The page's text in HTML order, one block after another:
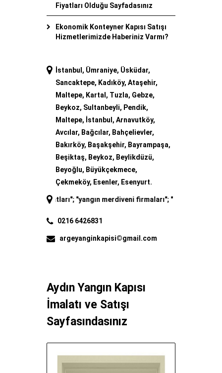
Fiyatları Olduğu Sayfadasınız
Ekonomik Konteyner Kapısı Satışı
Hizmetlerimizde Haberiniz Varmı?
İstanbul, Ümraniye, Üsküdar,
Sancaktepe, Kadıköy, Ataşehir,
Maltepe, Kartal, Tuzla, Gebze,
Beykoz, Sultanbeyli, Pendik,
Maltepe, İstanbul, Arnavutköy,
Avcılar, Bağcılar, Bahçelievler,
Bakırköy, Başakşehir, Bayrampaşa,
Beşiktaş, Beykoz, Beylikdüzü,
Beyoğlu, Büyükçekmece,
Çekmeköy, Esenler, Esenyurt.
yangın merdiveni firmaları"; " yangın merdiveni imalatı
0216 6426831
argeyanginkapisi©gmail.com
Aydın Yangın Kapısı
İmalatı ve Satışı
Sayfasındasınız